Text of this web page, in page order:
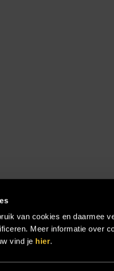
van cookies en daarmee
Meer informatie over
vind je hier.